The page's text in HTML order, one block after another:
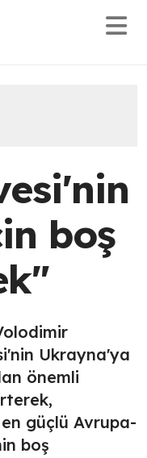
boş
Ukrayna'ya
önemli
güçlü Avrupa-
boş